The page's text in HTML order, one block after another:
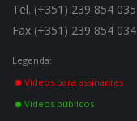
Tel. (+351) 239 854 035
Fax (+351) 239 854 034
Legenda:
Vídeos para assinantes
Vídeos públicos